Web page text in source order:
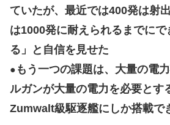
ていたが、最近では400発は射
は1000発に耐えられるまでに
る」と自信を見せた
● もう一つの課題は、大量の電
ルガンが大量の電力を必要とす
Zumwalt級駆逐艦にしか搭載で